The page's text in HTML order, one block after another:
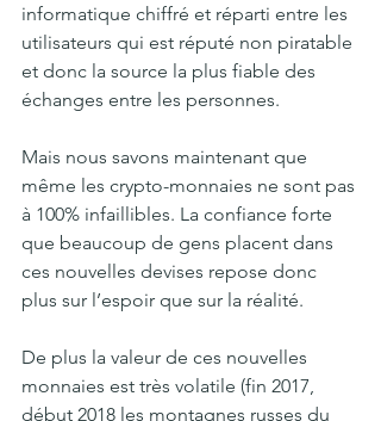
informatique chiffré et réparti entre les
utilisateurs qui est réputé non piratable
et donc la source la plus fiable des
échanges entre les personnes.
Mais nous savons maintenant que
même les crypto-monnaies ne sont pas
à 100% infaillibles. La confiance forte
que beaucoup de gens placent dans
ces nouvelles devises repose donc
plus sur l’espoir que sur la réalité.
De plus la valeur de ces nouvelles
monnaies est très volatile (fin 2017,
début 2018 les montagnes russes du